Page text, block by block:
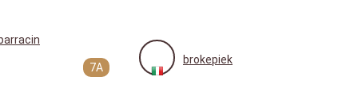
7A
brokepiek